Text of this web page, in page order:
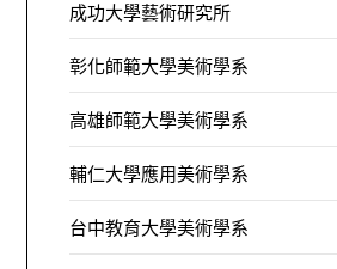
成功大學藝術研究所
彰化師範大學美術學系
高雄師範大學美術學系
輔仁大學應用美術學系
台中教育大學美術學系